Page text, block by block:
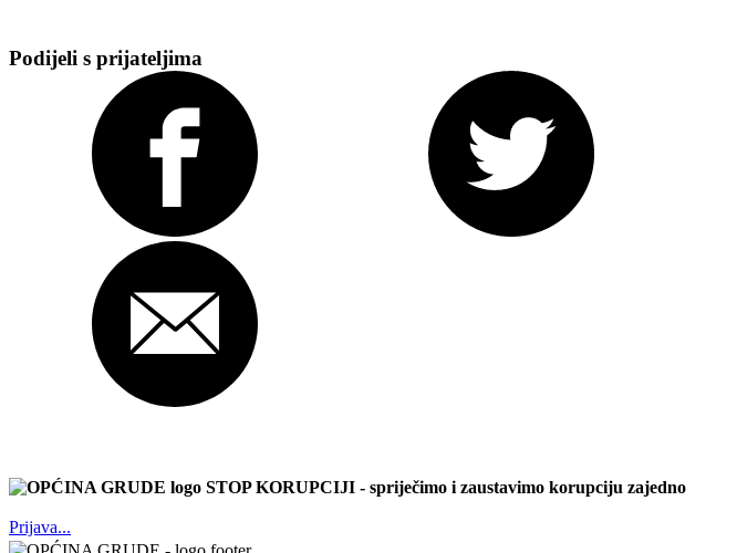
Podijeli s prijateljima
STOP KORUPCIJI - spriječimo i zaustavimo korupciju zajedno
Prijava...